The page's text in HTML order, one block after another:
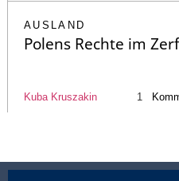
AUSLAND
Polens Rechte im
Kuba Kruszakin 1